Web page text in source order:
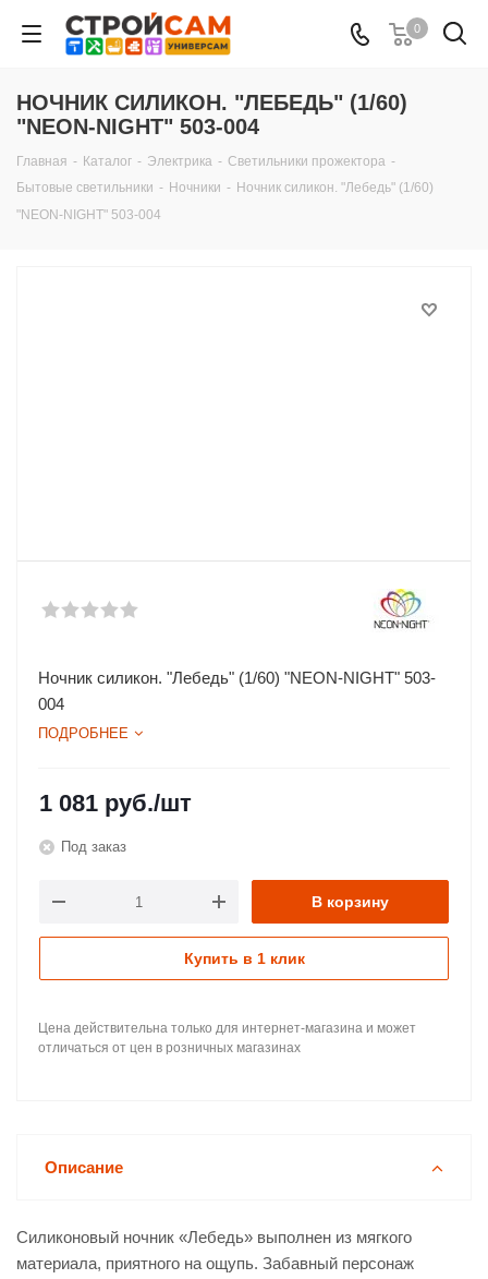
0
НОЧНИК СИЛИКОН. "ЛЕБЕДЬ" (1/60)
"NEON-NIGHT" 503-004
Главная - Каталог - Электрика - Светильники прожектора -
Бытовые светильники - Ночники - Ночник силикон. "Лебедь" (1/60)
"NEON-NIGHT" 503-004
Ночник силикон. "Лебедь" (1/60) "NEON-NIGHT" 503-
004
ПОДРОБНЕЕ
1 081 руб./шт
Под заказ
В корзину
Купить в 1 клик
Цена действительна только для интернет-магазина и может
отличаться от цен в розничных магазинах
Описание
Силиконовый ночник «Лебедь» выполнен из мягкого
материала, приятного на ощупь. Забавный персонаж